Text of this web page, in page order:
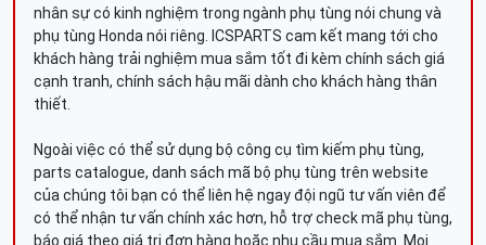
nhân sự có kinh nghiệm trong ngành phụ tùng nói chung và
phụ tùng Honda nói riêng. ICSPARTS cam kết mang tới cho
khách hàng trải nghiệm mua sắm tốt đi kèm chính sách giá
cạnh tranh, chính sách hậu mãi dành cho khách hàng thân
thiết.
Ngoài việc có thể sử dụng bộ công cụ tìm kiếm phụ tùng,
parts catalogue, danh sách mã bộ phụ tùng trên website
của chúng tôi bạn có thể liên hệ ngay đội ngũ tư vấn viên để
có thể nhận tư vấn chính xác hơn, hỗ trợ check mã phụ tùng,
báo giá theo giá trị đơn hàng hoặc nhu cầu mua sắm. Mọi